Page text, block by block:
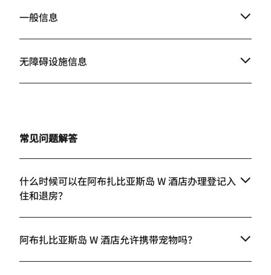
一般信息
无障碍设施信息
常见问题解答
什么时候可以在阿布扎比亚斯岛 W 酒店办理登记入
住和退房？
阿布扎比亚斯岛 W 酒店允许携带宠物吗？